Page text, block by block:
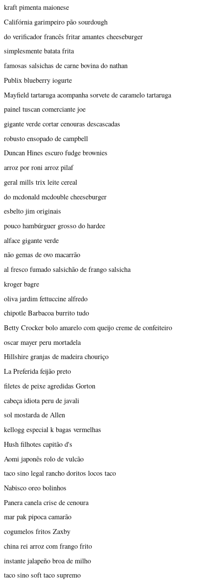
kraft pimenta maionese
Califórnia garimpeiro pão sourdough
do verificador francês fritar amantes cheeseburger
simplesmente batata frita
famosas salsichas de carne bovina do nathan
Publix blueberry iogurte
Mayfield tartaruga acompanha sorvete de caramelo tartaruga
painel tuscan comerciante joe
gigante verde cortar cenouras descascadas
robusto ensopado de campbell
Duncan Hines escuro fudge brownies
arroz por roni arroz pilaf
geral mills trix leite cereal
do mcdonald mcdouble cheeseburger
esbelto jim originais
pouco hambúrguer grosso do hardee
alface gigante verde
não gemas de ovo macarrão
al fresco fumado salsichão de frango salsicha
kroger bagre
oliva jardim fettuccine alfredo
chipotle Barbacoa burrito tudo
Betty Crocker bolo amarelo com queijo creme de confeiteiro
oscar mayer peru mortadela
Hillshire granjas de madeira chouriço
La Preferida feijão preto
filetes de peixe agredidas Gorton
cabeça idiota peru de javali
sol mostarda de Allen
kellogg especial k bagas vermelhas
Hush filhotes capitão d's
Aomi japonês rolo de vulcão
taco sino legal rancho doritos locos taco
Nabisco oreo bolinhos
Panera canela crise de cenoura
mar pak pipoca camarão
cogumelos fritos Zaxby
china rei arroz com frango frito
instante jalapeño broa de milho
taco sino soft taco supremo